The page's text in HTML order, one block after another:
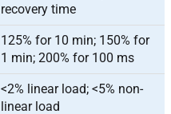
recovery time
125% for 10 min; 150% for
1 min; 200% for 100 ms
<2% linear load; <5% non-
linear load